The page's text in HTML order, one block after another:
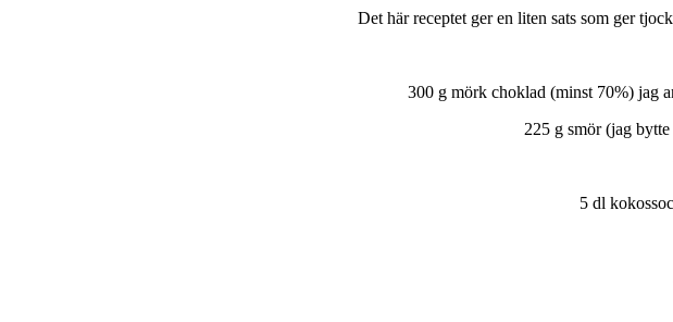
Det här receptet ger en liten sats som ger
300 g mörk choklad (minst 70%) jag
225 g smör (jag
5 dl